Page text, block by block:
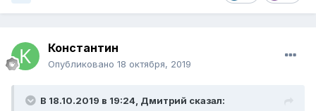
Константин
Опубликовано 18 октября, 2019
В 18.10.2019 в 19:24, Дмитрий сказал: